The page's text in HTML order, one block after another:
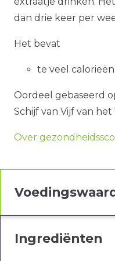
dan drie keer per
Het bevat
te veel calorieën
Oordeel gebaseerd
Schijf van Vijf van
Over
Ingrediënten